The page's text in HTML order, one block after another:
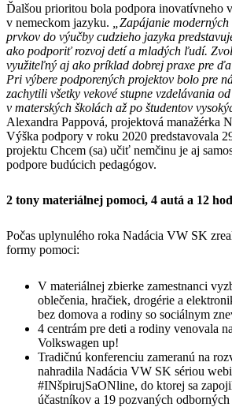
Ďalšou prioritou bola podpora inovatívneho
v nemeckom jazyku. „Zapájanie
prvkov do výučby cudzieho jazyka
ako podporiť rozvoj detí a mladých ľudí.
využiteľný aj ako príklad dobrej praxe pre
Pri výbere podporených projektov bolo pre
zachytili všetky vekové stupne vzdelávania
v materských školách až po študentov
Alexandra Pappová, projektová manažérka
Výška podpory v roku 2020 predstavovala
projektu Chcem (sa) učiť nemčinu je aj
podpore budúcich pedagógov.
2 tony materiálnej pomoci, 4 autá a 12
Počas uplynulého roka Nadácia VW SK
formy pomoci:
V materiálnej zbierke zamestnanci
oblečenia, hračiek, drogérie a
bez domova a rodiny so sociálnym
4 centrám pre deti a rodiny venovala
Volkswagen up!
Tradičnú konferenciu zameranú na
nahradila Nadácia VW SK sériou
#INšpirujSaONline, do ktorej sa
účastníkov a 19 pozvaných odborných